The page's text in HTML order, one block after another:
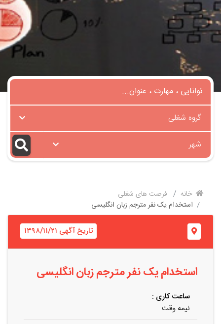
گروه شغلی
شهر
خانه
فرصت های شغلی
استخدام یک نفر مترجم زبان انگلیسی
تاریخ آگهی ۱۳۹۸/۱۱/۲۱
استخدام یک نفر مترجم زبان انگلیسی
ساعت کاری :
نیمه وقت